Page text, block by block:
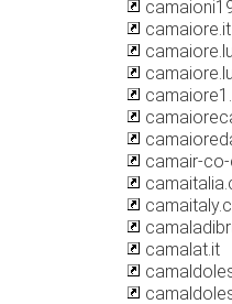
camaiore.it
camair-
camalat.it